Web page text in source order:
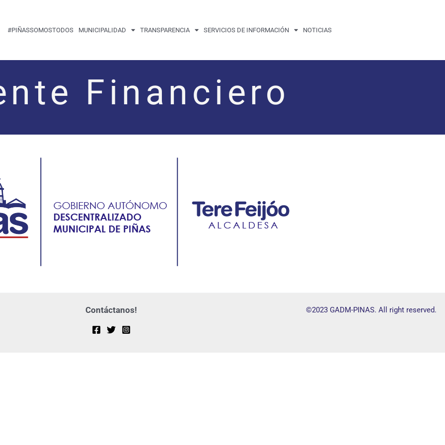
#PIÑASSOMOSTODOS MUNICIPALIDAD TRANSPARENCIA SERVICIOS DE INFORMACIÓN NOTICIAS
Financiero
Contáctanos! ©2023 GADM-PINAS. All right reserved.